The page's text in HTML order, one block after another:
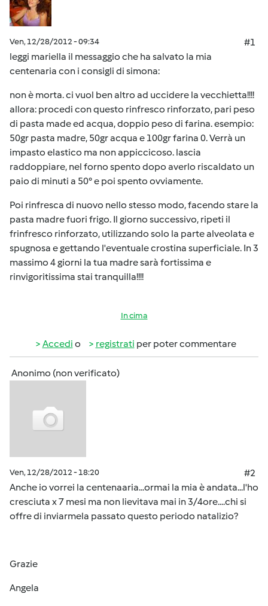
Ven, 12/28/2012 - 09:34
#1
leggi mariella il messaggio che ha salvato la mia
centenaria con i consigli di simona:
non è morta. ci vuol ben altro ad uccidere la vecchietta!!!!
allora: procedi con questo rinfresco rinforzato, pari peso
di pasta made ed acqua, doppio peso di farina. esempio:
50gr pasta madre, 50gr acqua e 100gr farina 0. Verrà un
impasto elastico ma non appiccicoso. lascia
raddoppiare, nel forno spento dopo averlo riscaldato un
paio di minuti a 50° e poi spento ovviamente.
Poi rinfresca di nuovo nello stesso modo, facendo stare la
pasta madre fuori frigo. Il giorno successivo, ripeti il
frinfresco rinforzato, utilizzando solo la parte alveolata e
spugnosa e gettando l'eventuale crostina superficiale. In 3
massimo 4 giorni la tua madre sarà fortissima e
rinvigoritissima stai tranquilla!!!!
In cima
Accedi o registrati per poter commentare
Anonimo (non verificato)
Ven, 12/28/2012 - 18:20
#2
Anche io vorrei la centenaaria...ormai la mia è andata...l'ho
cresciuta x 7 mesi ma non lievitava mai in 3/4ore....chi si
offre di inviarmela passato questo periodo natalizio?
Grazie
Angela